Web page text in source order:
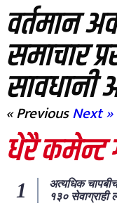
वर्तमान
समाचार
सावधानी
« PreviousNext »
धेरै कमेन्ट
अत्यधिक
१३० सेवाग्राही